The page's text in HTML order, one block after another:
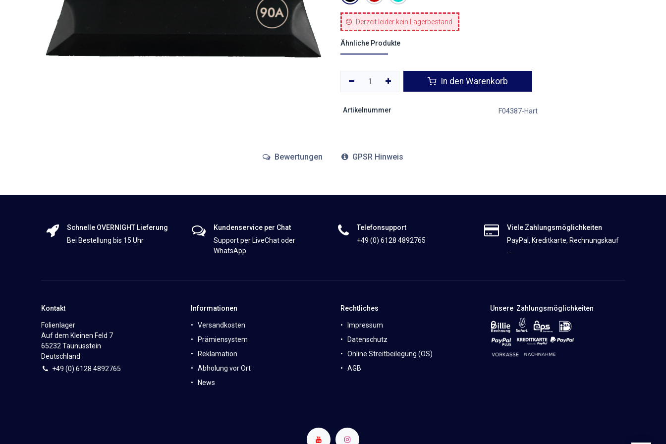
Derzeit leider kein Lagerbestand.
Ähnliche Produkte
In den Warenkorb
Artikelnummer F04387-Hart
Bewertungen GPSR Hinweis
Schnelle OVERNIGHT Lieferung
Bei Bestellung bis 15 Uhr
Kundenservice per Chat
Support per LiveChat oder
WhatsApp
Telefonsupport
+49 (0) 6128 4892765
Viele Zahlungsmöglichkeiten
PayPal, Kreditkarte, Rechnungskauf
Kontakt
Folienlager
Auf dem Kleinen Feld 7
65232 Taunusstein
Deutschland
+49 (0) 6128 4892765
Informationen
Versandkosten
Prämiensystem
Reklamation
Abholung vor Ort
News
Rechtliches
Impressum
Datenschutz
Online Streitbeilegung (OS)
AGB
Unsere Zahlungsmöglichkeiten